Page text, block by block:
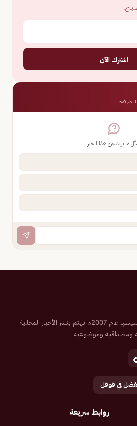
اشترك الآن
فقط
ما تريد عن هذا الخبر
صحيفة إلكترونية سعودية تم تأسيسها عام 2007م تهتم بنشر الأخبار المحلية
ومصداقية وموضوعية
في قوقل
روابط سريعة